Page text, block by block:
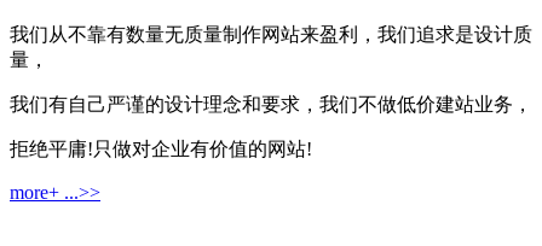
我们从不靠有数量无质量制作网站来盈利，我们追求是设计质
量，
我们有自己严谨的设计理念和要求，我们不做低价建站业务，
拒绝平庸!只做对企业有价值的网站!
more+ ...>>